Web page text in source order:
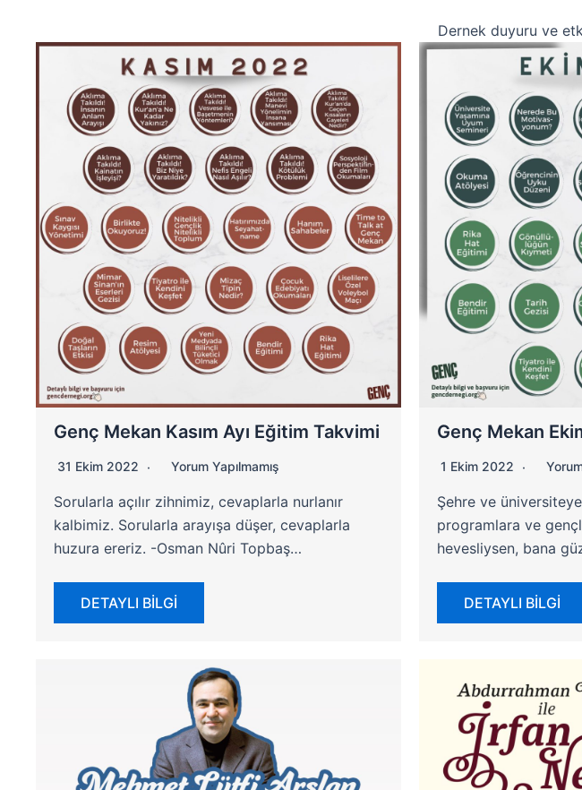
Dernek duyuru ve
Genç Mekan Kasım Ayı Eğitim Takvimi
31 Ekim 2022 Yorum Yapılmamış
Sorularla açılır zihnimiz, cevaplarla nurlanır
kalbimiz. Sorularla arayışa düşer, cevaplarla
huzura ereriz. -Osman Nûri Topbaş…
DETAYLI BİLGİ
Genç Mekan
1 Ekim 2022
Şehre ve
programlara ve
hevesliysen, bana
DETAYLI BİLGİ